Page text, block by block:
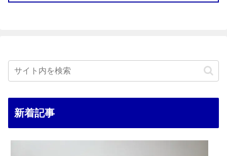
新着記事